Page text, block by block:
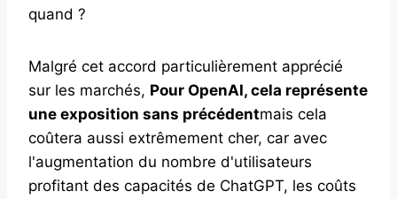
quand ?
Malgré cet accord particulièrement apprécié
sur les marchés, Pour OpenAI, cela représente
une exposition sans précédentmais cela
coûtera aussi extrêmement cher, car avec
l'augmentation du nombre d'utilisateurs
profitant des capacités de ChatGPT, les coûts